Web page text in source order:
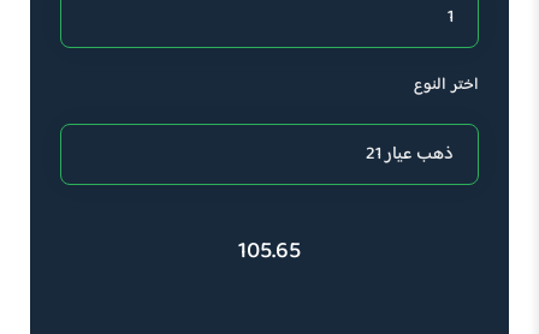
اختر النوع
105.65